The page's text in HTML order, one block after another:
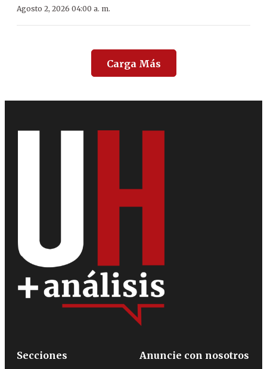
Agosto 2, 2026 04:00 a. m.
Carga Más
Secciones
Anuncie con nosotros